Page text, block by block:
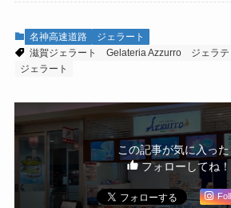
名神高速道路
ジェラート
滋賀ジェラート
Gelateria Azzurro
ジェラ
ジェラート
この記事が気に入っ
フォローしてね！